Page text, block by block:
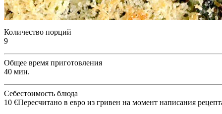
Количество порций
9
Общее время приготовления
40 мин.
Себестоимость блюда
10 €Пересчитано в евро из гривен на момент написания